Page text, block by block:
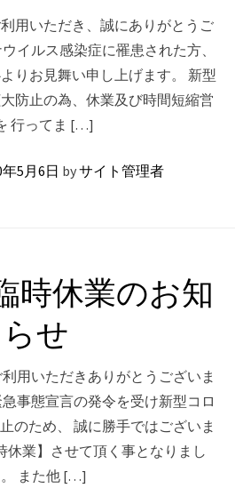
用いただき、誠にありがとうご
イルス感染症に罹患された方、
りお見舞い申し上げます。 新型
防止の為、休業及び時間短縮営
行ってま […]
年5月6日 byサイト管理者
時休業のお知
らせ
用いただきありがとうございま
事態宣言の発令を受け新型コロ
のため、 誠に勝手ではございま
休業】させて頂く事となりまし
また他 […]